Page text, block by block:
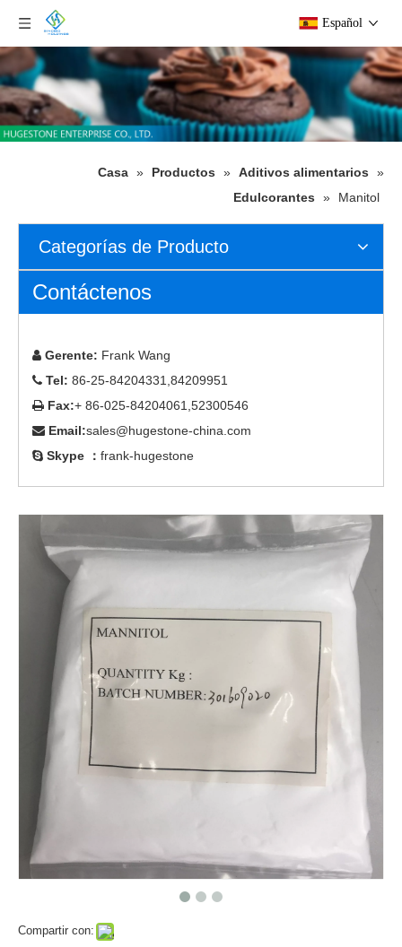
Español
Casa » Productos » Aditivos alimentarios
»
Edulcorantes
» Manitol
Categorías de Producto
Contáctenos
 Gerente: Frank Wang
 Tel: 86-25-84204331,84209951
 Fax:+ 86-025-84204061,52300546
 Email:sales@hugestone-china.com
 Skype ： frank-hugestone
Compartir con: